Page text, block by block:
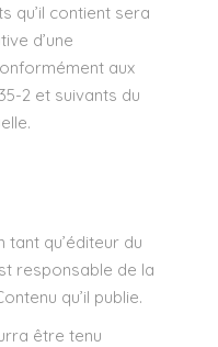
qu’il contient sera
d’une
aux
2 et suivants du
tant qu’éditeur du
responsable de la
qu’il publie.
être tenu